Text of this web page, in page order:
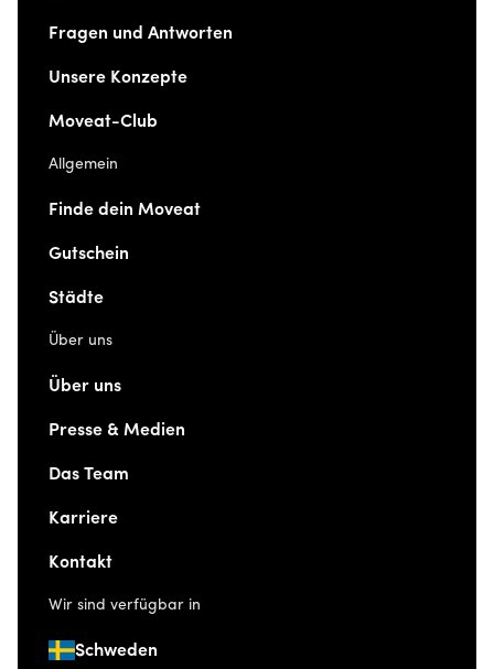
Fragen und Antworten
Unsere Konzepte
Moveat-Club
Allgemein
Finde dein Moveat
Gutschein
Städte
Über uns
Über uns
Presse & Medien
Das Team
Karriere
Kontakt
Wir sind verfügbar in
Schweden